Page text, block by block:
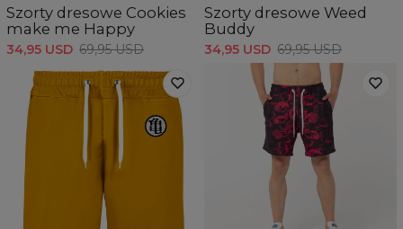
Szorty dresowe Cookies
make me Happy
34,95 USD 69,95 USD
Szorty dresowe Weed
Buddy
34,95 USD 69,95 USD